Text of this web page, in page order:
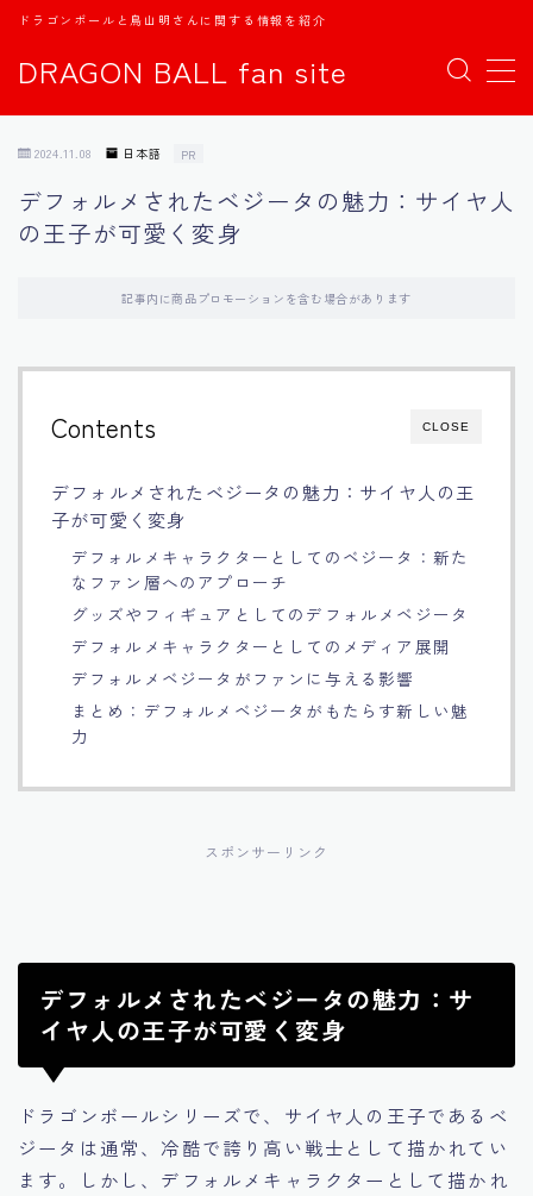
DRAGON BALL fan site
ドラゴンボールと鳥山明さんに関する情報を紹介
MENU
日本語
中文
Español
اللغة العربية
Français
Português
2024.11.08 日本語 PR
デフォルメされたベジータの魅力：サイヤ人
の王子が可愛く変身
記事内に商品プロモーションを含む場合があります
CLOSE
Contents
デフォルメされたベジータの魅力：サイヤ人の王
子が可愛く変身
デフォルメキャラクターとしてのベジータ：新た
なファン層へのアプローチ
グッズやフィギュアとしてのデフォルメベジータ
デフォルメキャラクターとしてのメディア展開
デフォルメベジータがファンに与える影響
まとめ：デフォルメベジータがもたらす新しい魅
力
スポンサーリンク
デフォルメされたベジータの魅力：サ
イヤ人の王子が可愛く変身
ドラゴンボールシリーズで、サイヤ人の王子であるベ
ジータは通常、冷酷で誇り高い戦士として描かれてい
ます。しかし、デフォルメキャラクターとして描かれ